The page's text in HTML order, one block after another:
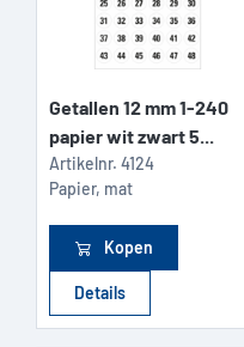
Getallen 12 mm 1-240
papier wit zwart 5...
Artikelnr. 4124
Papier, mat
Kopen
Details